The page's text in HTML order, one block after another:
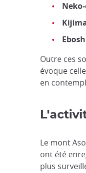
Outre ces
évoque
en
Le mont
ont été
plus